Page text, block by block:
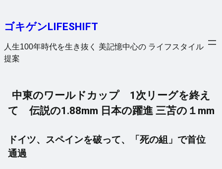
を
ス
キ
ゴキゲンLIFESHIFT
人生100年時代を生き抜く 美記憶中心の ライフスタイル
提案
中東のワールドカップ 1次リーグを終え
て 伝説の1.88mm 日本の躍進 三苫の１mm
ドイツ、スペインを破って、「死の組」で首位
通過